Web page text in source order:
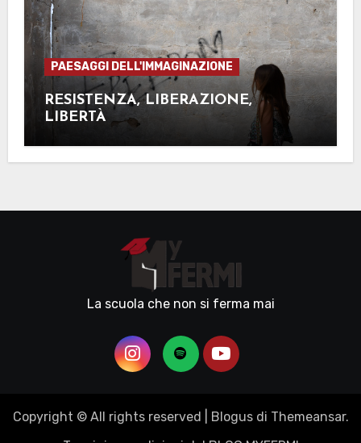
PAESAGGI DELL'IMMAGINAZIONE
RESISTENZA, LIBERAZIONE,
LIBERTÀ
La scuola che non si ferma mai
Copyright © All rights reserved Blogusdi Themeansar.